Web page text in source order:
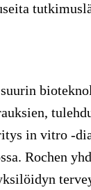
in vitro -
Rochen